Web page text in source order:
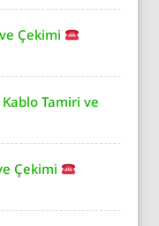
Çekimi
Tamiri ve
Çekimi